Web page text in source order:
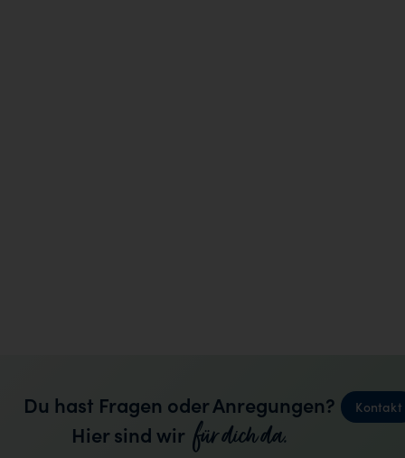
Du hast Fragen oder Anregungen?
Hier sind wir für dich da.
Kontakt